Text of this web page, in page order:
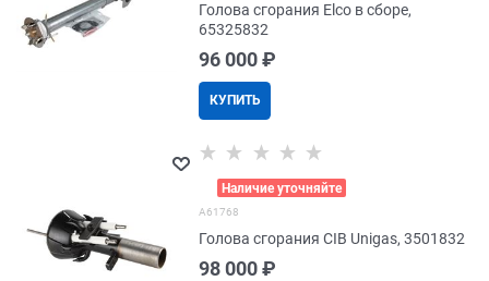
Голова сгорания Elco в сборе,
65325832
96 000 ₽
КУПИТЬ
Наличие уточняйте
A61768
Голова сгорания CIB Unigas, 3501832
98 000 ₽